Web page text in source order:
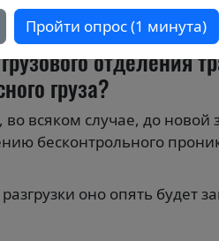
отделения
груза?
всяком случае, до новой
бесконтрольного
оно опять будет
Пройти опрос (1 минута)